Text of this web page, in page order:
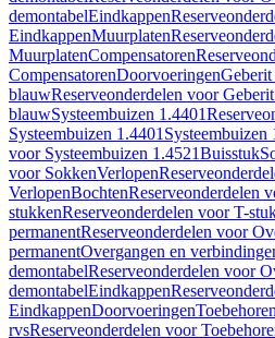
demontabelEindkappen
EindkappenMuurplaten
MuurplatenCompensatoren
CompensatorenDoorvoeringen
blauwReserveonderdelen voor
blauwSysteembuizen 1.4401
Systeembuizen 1.4401 Systeembuizen
voor Systeembuizen 1.4521Buisstuk
voor SokkenVerlopen
VerlopenBochtenReserveonderdelen
stukkenReserveonderdelen voor T-
permanentReserveonderdelen voor
permanentOvergangen en
demontabelReserveonderdelen voor
demontabelEindkappen
EindkappenDoorvoeringen
rvsReserveonderdelen voor